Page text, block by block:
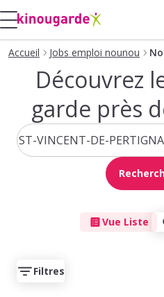
Accueil Jobs emploi nounou
Découvrez
garde près
Vue Liste
Filtres